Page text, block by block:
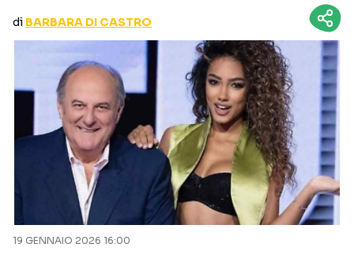
Seguici sui social
di BARBARA DI CASTRO
19 GENNAIO 2026 16:00